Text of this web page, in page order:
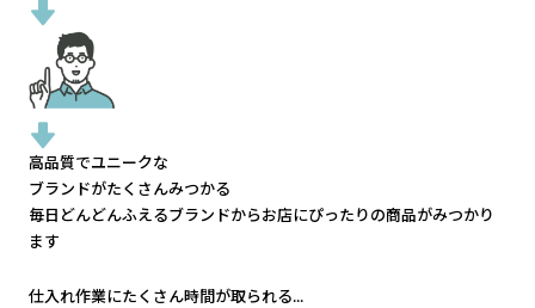
高品質でユニークな
ブランドがたくさんみつかる
毎日どんどんふえるブランドからお店にぴったりの商品がみつかり
ます
仕入れ作業にたくさん時間が取られる...